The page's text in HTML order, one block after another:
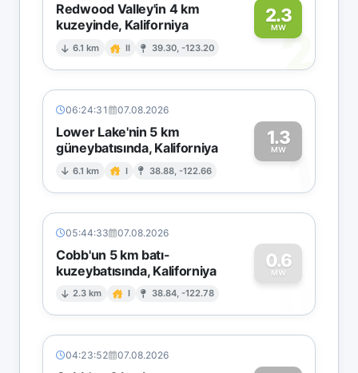
Redwood Valley'in 4 km
kuzeyinde, Kaliforniya
6.1 km II 39.30, -123.20
2.3
MW2
06:24:31 07.08.2026
Lower Lake'nin 5 km
güneybatısında, Kaliforniya
6.1 km I 38.88, -122.66
1.3
MW1
05:44:33 07.08.2026
Cobb'un 5 km batı-
kuzeybatısında, Kaliforniya
2.3 km I 38.84, -122.78
0.6
MW
0
04:23:52 07.08.2026